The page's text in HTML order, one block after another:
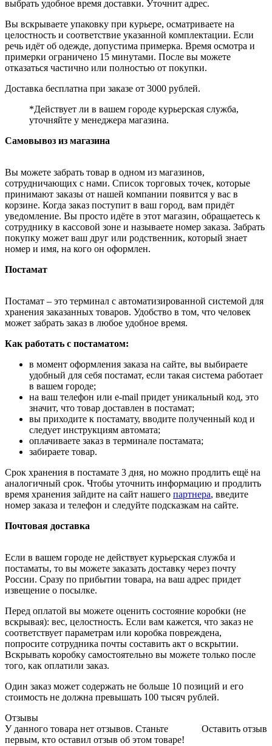
выбрать удобное время доставки. Уточнит адрес.
Вы вскрываете упаковку при курьере, осматриваете на
целостность и соответствие указанной комплектации. Если
речь идёт об одежде, допустима примерка. Время осмотра и
примерки ограничено 15 минутами. После вы можете
отказаться частично или полностью от покупки.
Доставка бесплатна при заказе от 3000 рублей.
*Действует ли в вашем городе курьерская служба,
уточняйте у менеджера магазина.
Самовывоз из магазина
Вы можете забрать товар в одном из магазинов,
сотрудничающих с нами. Список торговых точек, которые
принимают заказы от нашей компании появится у вас в
корзине. Когда заказ поступит в ваш город, вам придёт
уведомление. Вы просто идёте в этот магазин, обращаетесь к
сотруднику в кассовой зоне и называете номер заказа. Забрать
покупку может ваш друг или родственник, который знает
номер и имя, на кого он оформлен.
Постамат
Постамат – это терминал с автоматизированной системой для
хранения заказанных товаров. Удобство в том, что человек
может забрать заказ в любое удобное время.
Как работать с постаматом:
в момент оформления заказа на сайте, вы выбираете
удобный для себя постамат, если такая система работает
в вашем городе;
на ваш телефон или e-mail придет уникальный код, это
значит, что товар доставлен в постамат;
вы приходите к постамату, вводите полученный код и
следует инструкциям автомата;
оплачиваете заказ в терминале постамата;
забираете товар.
Срок хранения в постамате 3 дня, но можно продлить ещё на
аналогичный срок. Чтобы уточнить информацию и продлить
время хранения зайдите на сайт нашего партнера, введите
номер заказа и телефон и следуйте подсказкам на сайте.
Почтовая доставка
Если в вашем городе не действует курьерская служба и
постаматы, то вы можете заказать доставку через почту
России. Сразу по прибытии товара, на ваш адрес придет
извещение о посылке.
Перед оплатой вы можете оценить состояние коробки (не
вскрывая): вес, целостность. Если вам кажется, что заказ не
соответствует параметрам или коробка повреждена,
попросите сотрудника почты составить акт о вскрытии.
Вскрывать коробку самостоятельно вы можете только после
того, как оплатили заказ.
Один заказ может содержать не больше 10 позиций и его
стоимость не должна превышать 100 тысяч рублей.
Отзывы
Оставить отзыв
У данного товара нет отзывов. Станьте
первым, кто оставил отзыв об этом товаре!